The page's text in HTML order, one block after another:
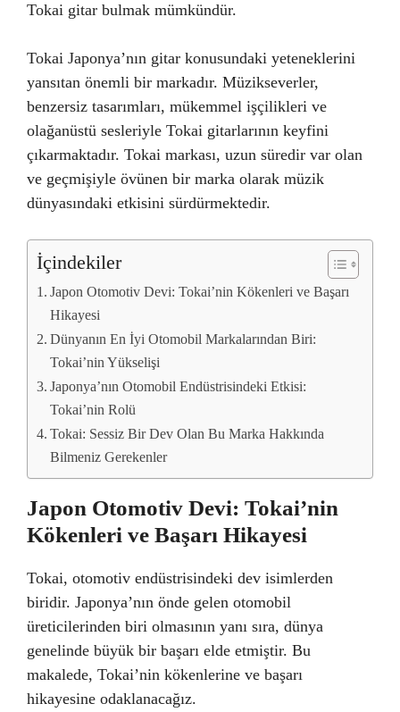
Tokai gitar bulmak mümkündür.
Tokai Japonya’nın gitar konusundaki yeteneklerini
yansıtan önemli bir markadır. Müzikseverler,
benzersiz tasarımları, mükemmel işçilikleri ve
olağanüstü sesleriyle Tokai gitarlarının keyfini
çıkarmaktadır. Tokai markası, uzun süredir var olan
ve geçmişiyle övünen bir marka olarak müzik
dünyasındaki etkisini sürdürmektedir.
İçindekiler
Japon Otomotiv Devi: Tokai’nin Kökenleri ve Başarı
Hikayesi
Dünyanın En İyi Otomobil Markalarından Biri:
Tokai’nin Yükselişi
Japonya’nın Otomobil Endüstrisindeki Etkisi:
Tokai’nin Rolü
Tokai: Sessiz Bir Dev Olan Bu Marka Hakkında
Bilmeniz Gerekenler
Japon Otomotiv Devi: Tokai’nin
Kökenleri ve Başarı Hikayesi
Tokai, otomotiv endüstrisindeki dev isimlerden
biridir. Japonya’nın önde gelen otomobil
üreticilerinden biri olmasının yanı sıra, dünya
genelinde büyük bir başarı elde etmiştir. Bu
makalede, Tokai’nin kökenlerine ve başarı
hikayesine odaklanacağız.